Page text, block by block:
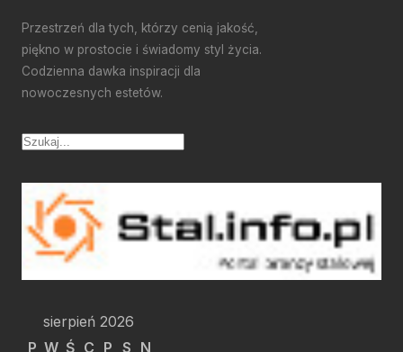
Przestrzeń dla tych, którzy cenią jakość,
piękno w prostocie i świadomy styl życia.
Codzienna dawka inspiracji dla
nowoczesnych estetów.
sierpień 2026
P W Ś C P S N